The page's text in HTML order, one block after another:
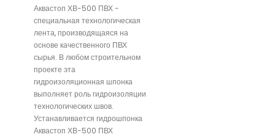
Аквастоп ХВ-500 ПВХ -
специальная технологическая
лента, производящаяся на
основе качественного ПВХ
сырья. В любом строительном
проекте эта
гидроизоляционная шпонка
выполняет роль гидроизоляции
технологических швов.
Устанавливается гидрошпонка
Аквастоп ХВ-500 ПВХ